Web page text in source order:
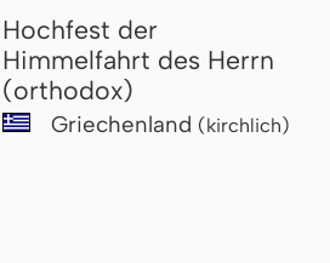
Hochfest der
Himmelfahrt des Herrn
(orthodox)
Griechenland (kirchlich)